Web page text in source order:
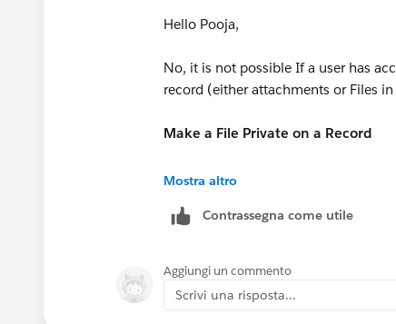
Hello Pooja,
No, it is not possible If a user has
record (either attachments or Files
Make a File Private on a Record
https://help.salesforce.com/
Hope It Helps..!
Thanks & Regards,
Paras Shah
Mostra altro
Contrassegna come utile
Aggiungi un commento
Scrivi una risposta...